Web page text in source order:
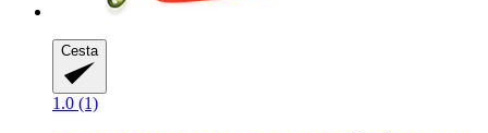
Cesta
1.0 (1)